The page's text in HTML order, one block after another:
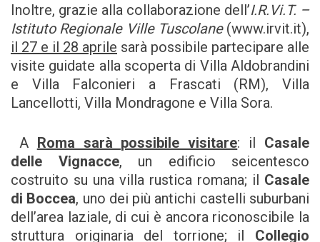
Inoltre, grazie alla collaborazione dell’I.R.Vi.T. –
Istituto Regionale Ville Tuscolane (www.irvit.it),
il 27 e il 28 aprile sarà possibile partecipare alle
visite guidate alla scoperta di Villa Aldobrandini
e Villa Falconieri a Frascati (RM), Villa
Lancellotti, Villa Mondragone e Villa Sora.
A Roma sarà possibile visitare: il Casale
delle Vignacce, un edificio seicentesco
costruito su una villa rustica romana; il Casale
di Boccea, uno dei più antichi castelli suburbani
dell’area laziale, di cui è ancora riconoscibile la
struttura originaria del torrione; il Collegio